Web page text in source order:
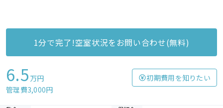
1分で完了!空室状況をお問い合わせ(無料)
6.5 万円
管理費3,000円
初期費用を知りたい